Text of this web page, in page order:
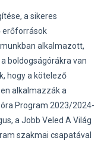
a sikeres
erőforrások
alkalmazott,
boldogságórákra van
hogy a kötelező
alkalmazzák a
Program 2023/2024-
a Jobb Veled A Világ
szakmai csapatával